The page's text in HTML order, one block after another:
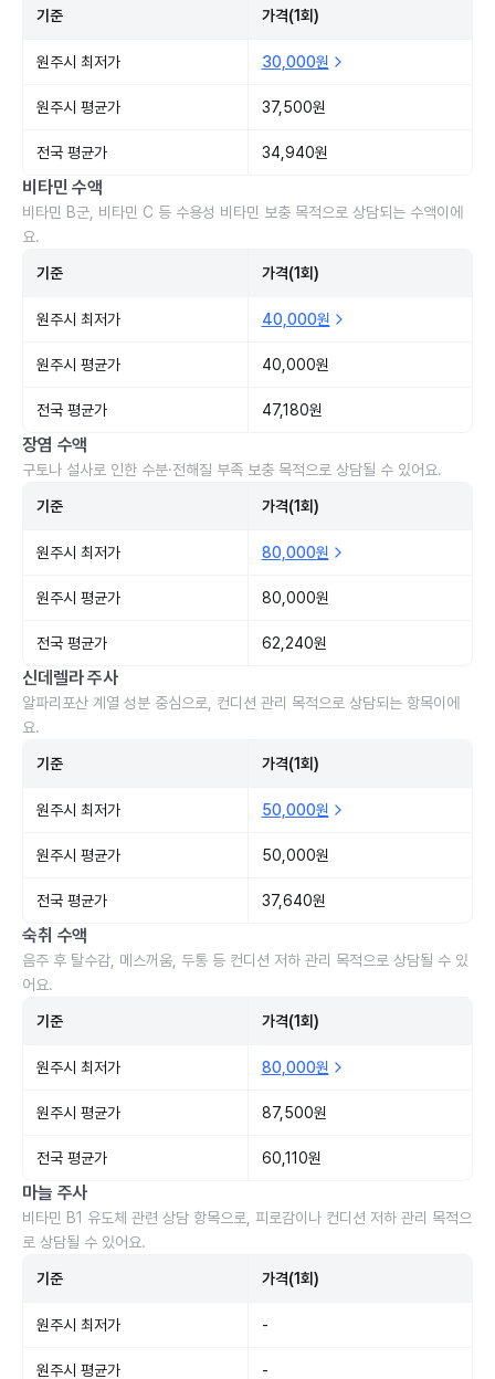
기준 가격(1회)
원주시 최저가 30,000원
원주시 평균가 37,500원
전국 평균가 34,940원
비타민 수액
비타민 B군, 비타민 C 등 수용성 비타민 보충 목적으로 상담되는 수액이에
요.
기준 가격(1회)
원주시 최저가 40,000원
원주시 평균가 40,000원
전국 평균가 47,180원
장염 수액
구토나 설사로 인한 수분·전해질 부족 보충 목적으로 상담될 수 있어요.
기준 가격(1회)
원주시 최저가 80,000원
원주시 평균가 80,000원
전국 평균가 62,240원
신데렐라 주사
알파리포산 계열 성분 중심으로, 컨디션 관리 목적으로 상담되는 항목이에
요.
기준 가격(1회)
원주시 최저가 50,000원
원주시 평균가 50,000원
전국 평균가 37,640원
숙취 수액
음주 후 탈수감, 메스꺼움, 두통 등 컨디션 저하 관리 목적으로 상담될 수 있
어요.
기준 가격(1회)
원주시 최저가 80,000원
원주시 평균가 87,500원
전국 평균가 60,110원
마늘 주사
비타민 B1 유도체 관련 상담 항목으로, 피로감이나 컨디션 저하 관리 목적으
로 상담될 수 있어요.
기준 가격(1회)
원주시 최저가 -
원주시 평균가 -